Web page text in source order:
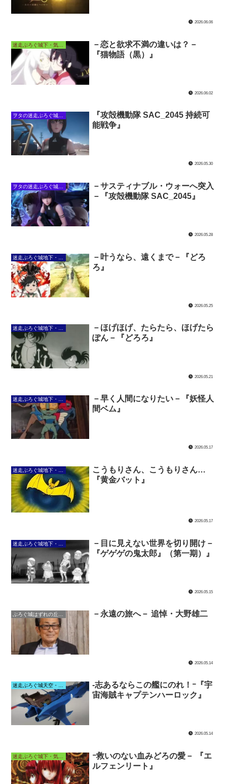
2026.06.06
－恋と欲求不満の違いは？－
『猫物語（黒）』
2026.06.02
ヲタの迷走ぶろぐ城下・攻殻の館
『攻殻機動隊 SAC_2045 持続可
能戦争』
2026.05.30
－サスティナブル・ウォーへ突入
－『攻殻機動隊 SAC_2045』
2026.05.28
－叶うなら、遠くまで－『どろ
ろ』
2026.05.25
迷走ぶろぐ城地下・大暗黒回廊
－ほげほげ、たらたら、ほげたら
ぽん－『どろろ』
2026.05.21
－早く人間になりたい－『妖怪人
間ベム』
2026.05.17
こうもりさん、こうもりさん…
『黄金バット』
2026.05.17
－目に見えない世界を切り開け－
『ゲゲゲの鬼太郎』（第一期）』
2026.05.15
ぶろぐ城はずれの丘・英雄の丘 －永遠の旅へ－ 追悼・大野雄二
2026.05.14
-志あるならこの艦にのれ！ｰ『宇
宙海賊キャプテンハーロック』
2026.05.14
ｰ救いのない血みどろの愛－ 『エ
ルフェンリート』